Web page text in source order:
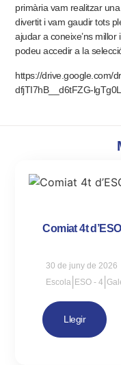
primària vam realitzar
divertit i vam gaudir tots
ajudar a coneixe’ns
podeu accedir a la
https://drive.google.com/
dfjTI7hB__d6tFZG-
Comiat 4t
30 de juny de 2026
Escola ESO - 4 |
Llegir